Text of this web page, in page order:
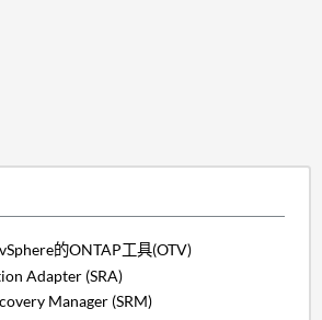
的ONTAP工具(OTV)
Adapter (SRA)
Manager (SRM)